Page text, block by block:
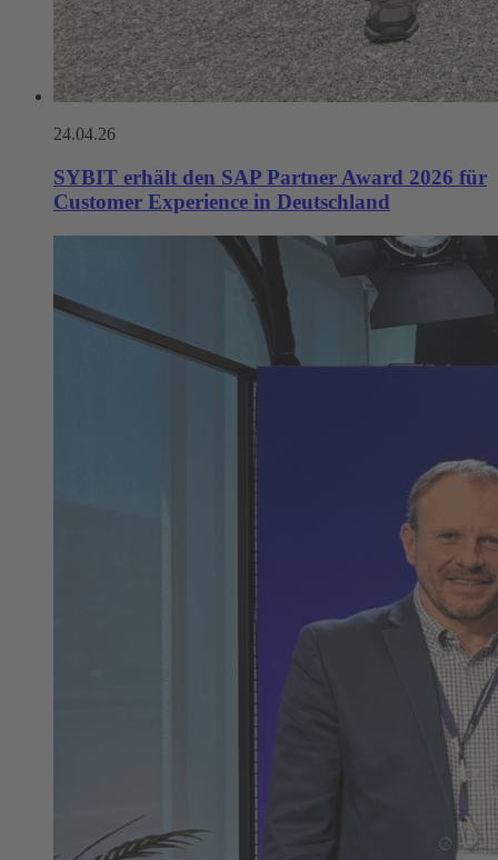
24.04.26
SYBIT erhält den SAP Partner Award 2026 für
Customer Experience in Deutschland